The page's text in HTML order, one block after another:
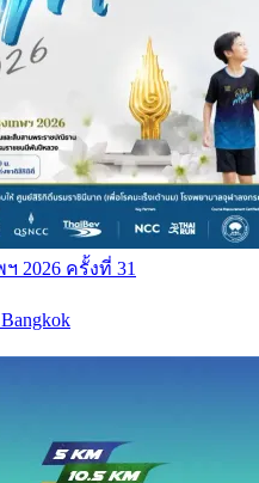
2026 ครั้งที่ 31